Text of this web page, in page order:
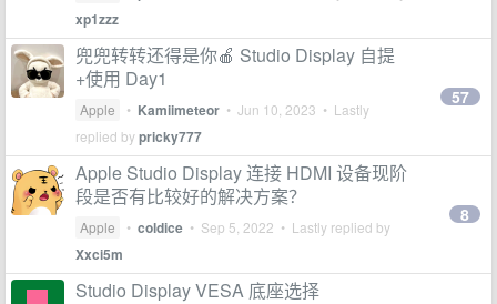
xp1zzz
兜兜转转还得是你🍎 Studio Display 自提
+使用 Day1
Apple • Kamiimeteor • Jun 10, 2023 • Lastly
replied bypricky777
57
Apple Studio Display 连接 HDMI 设备现阶
段是否有比较好的解决方案？
Apple • coldice • Sep 5, 2022 • Lastly replied by
Xxci5m
8
Studio Display VESA 底座选择